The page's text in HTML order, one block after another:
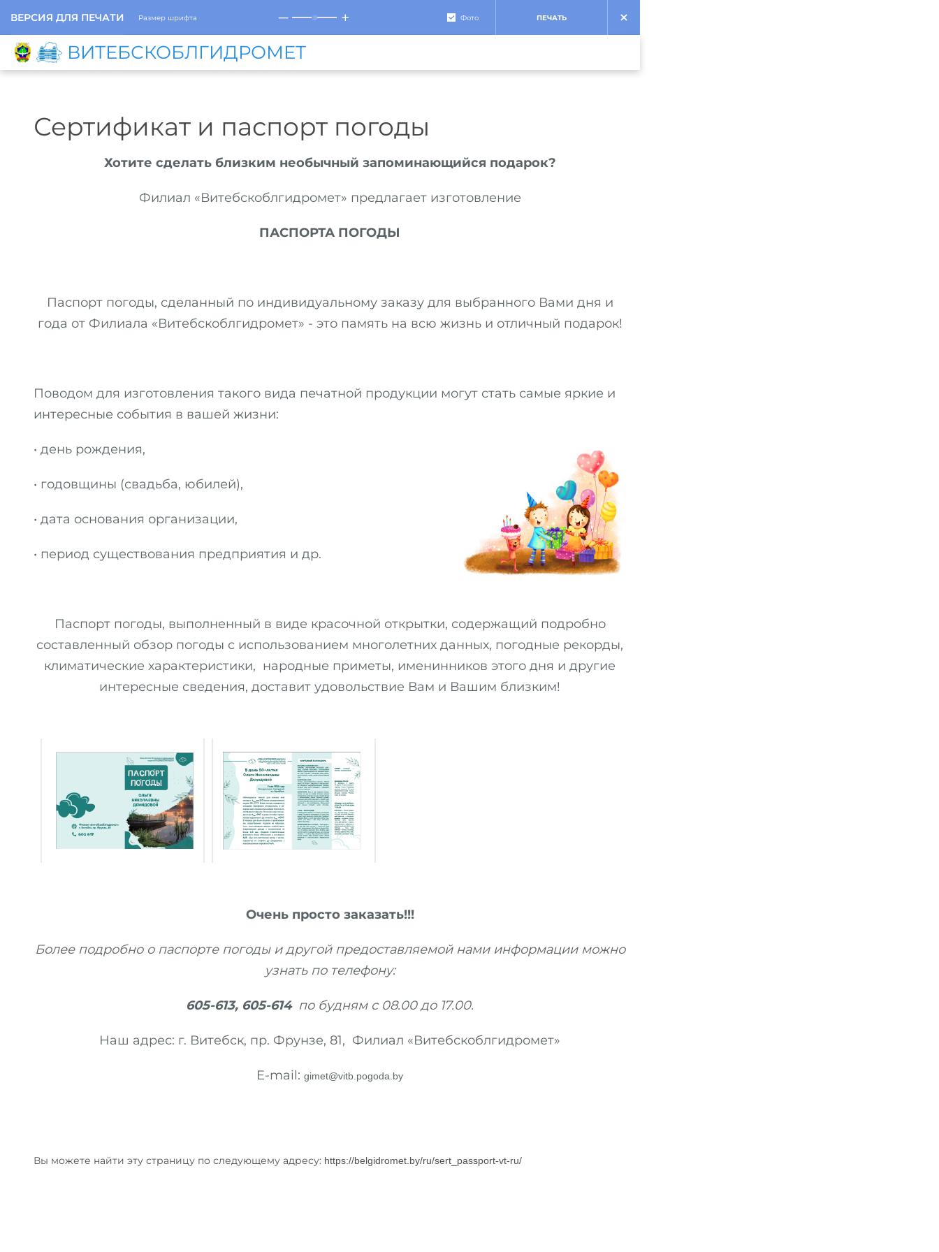
ВЕРСИЯ ДЛЯ ПЕЧАТИ Размер шрифта ─ + Фото ПЕЧАТЬ
ВИТЕБСКОБЛГИДРОМЕТ
Сертификат и паспорт погоды
Хотите сделать близким необычный запоминающийся подарок?
Филиал «Витебскоблгидромет» предлагает изготовление
ПАСПОРТА ПОГОДЫ
Паспорт погоды, сделанный по индивидуальному заказу для выбранного Вами дня и
года от Филиала «Витебскоблгидромет» - это память на всю жизнь и отличный подарок!
Поводом для изготовления такого вида печатной продукции могут стать самые яркие и
интересные события в вашей жизни:
• день рождения,
• годовщины (свадьба, юбилей),
• дата основания организации,
• период существования предприятия и др.
Паспорт погоды, выполненный в виде красочной открытки, содержащий подробно
составленный обзор погоды с использованием многолетних данных, погодные рекорды,
климатические характеристики, народные приметы, именинников этого дня и другие
интересные сведения, доставит удовольствие Вам и Вашим близким!
Очень просто заказать!!!
Более подробно о паспорте погоды и другой предоставляемой нами информации можно
узнать по телефону:
605-613, 605-614 по будням с 08.00 до 17.00.
Наш адрес: г. Витебск, пр. Фрунзе, 81, Филиал «Витебскоблгидромет»
E-mail: gimet@vitb pogoda by
Вы можете найти эту страницу по следующему адресу: https://belgidromet.by/ru/sert_passport-vt-ru/